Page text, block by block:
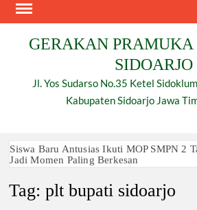
GERAKAN
SIDOARJO
Jl. Yos Sudarso No.35 Ketel
Kabupaten Sidoarjo Jawa
Siswa Baru Antusias Ikuti MOP SMPN 2
Jadi Momen Paling Berkesan
Berjalan 2 Kilometer hingga Taklukkan
Tag:plt bupati sidoarjo